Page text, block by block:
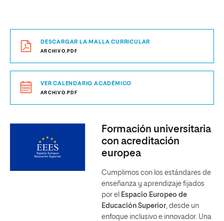
DESCARGAR LA MALLA CURRICULAR
ARCHIVO.PDF
VER CALENDARIO ACADÉMICO
ARCHIVO.PDF
Formación universitaria
con acreditación
europea
Cumplimos con los estándares de
enseñanza y aprendizaje fijados
por el Espacio Europeo de
Educación Superior, desde un
enfoque inclusivo e innovador. Una